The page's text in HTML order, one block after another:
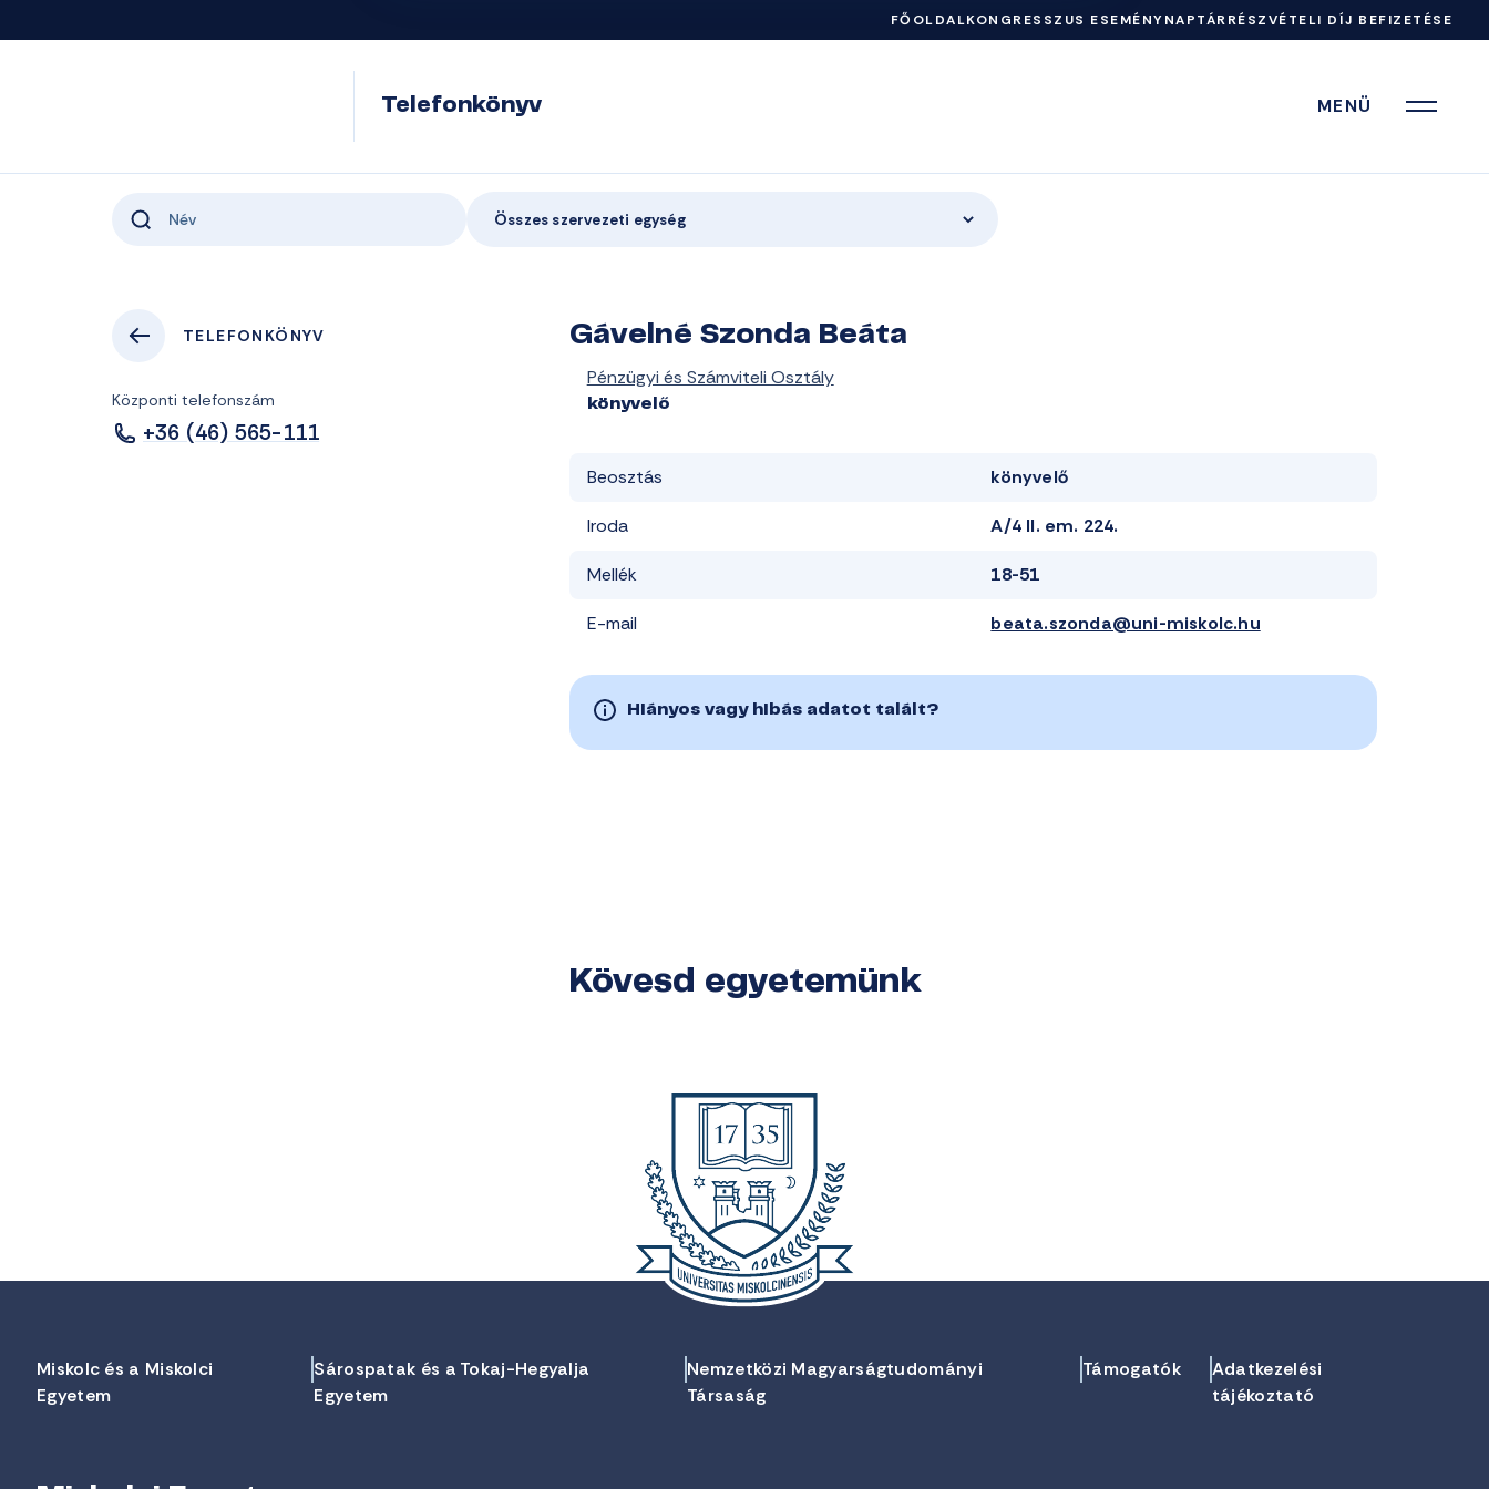
FŐOLDALKONGRESSZUS ESEMÉNYNAPTÁRRÉSZVÉTELI DÍJ BEFIZETÉSE
Telefonkönyv MENÜ
Összes szervezeti egység
TELEFONKÖNYV
Központi telefonszám
+36 (46) 565-111
Gávelné Szonda Beáta
Pénzügyi és Számviteli Osztály
könyvelő
Beosztás könyvelő
Iroda A/4 II. em. 224.
Mellék 18-51
E-mail beata.szonda@uni-miskolc.hu
Hiányos vagy hibás adatot talált?
Kövesd egyetemünk
Miskolc és a Miskolci
Egyetem
Sárospatak és a Tokaj-Hegyalja
Egyetem
Nemzetközi Magyarságtudományi
Társaság
Támogatók
Adatkezelési
tájékoztató